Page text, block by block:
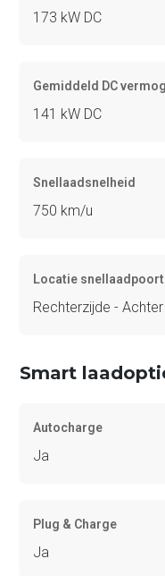
173 kW DC
Gemiddeld DC
141 kW DC
Snellaadsnelheid
750 km/u
Locatie snellaadpoort
Rechterzijde - Achter
Smart
Autocharge
Ja
Plug & Charge
Ja